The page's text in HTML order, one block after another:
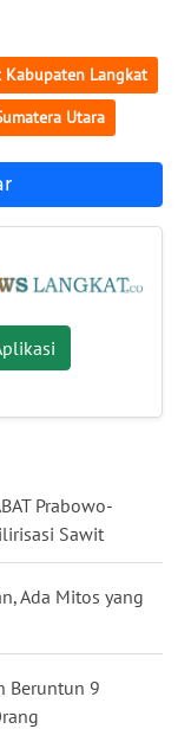
Kabupaten Langkat
Utara
Prabowo-
Sawit
Ada Mitos yang
Beruntun 9